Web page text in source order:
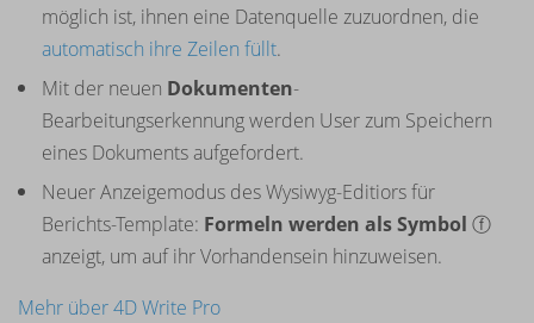
möglich ist, ihnen eine Datenquelle zuzuordnen, die
automatisch ihre Zeilen füllt.
Mit der neuen Dokumenten-
Bearbeitungserkennung werden User zum Speichern
eines Dokuments aufgefordert.
Neuer Anzeigemodus des Wysiwyg-Editiors für
Berichts-Template: Formeln werden als Symbol ⓕ
anzeigt, um auf ihr Vorhandensein hinzuweisen.
Mehr über 4D Write Pro